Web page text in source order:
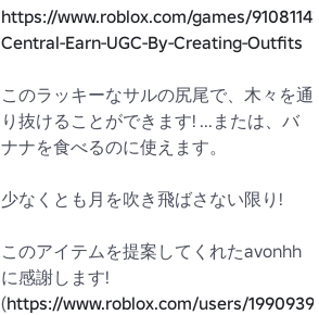
https://www.roblox.com/games/
Central-Earn-UGC-By-Creating-Outfits
このラッキーなサルの尻尾で、木々を通
り抜けることができます! ...または、バ
ナナを食べるのに使えます。
少なくとも月を吹き飛ばさない限り!
このアイテムを提案してくれたavonhh
に感謝します!
(https://www.roblox.com/users/